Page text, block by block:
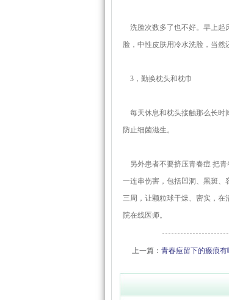
洗脸次数多了也不好。早上起
脸，中性皮肤用冷水洗脸，当然
3，勤换枕头和枕巾
每天休息和枕头接触那么长时
防止细菌滋生。
另外患者不要挤压青春痘 把青
一连串伤害，包括凹洞、黑斑、
三周，让颗粒球干燥、密实，
院在线医师。
上一篇： 青春痘留下的瘢痕有